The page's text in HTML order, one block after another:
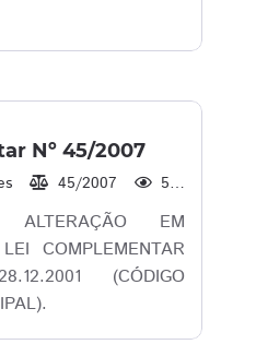
Nº 45/2007
45/2007 523
ALTERAÇÃO EM
COMPLEMENTAR
(CÓDIGO